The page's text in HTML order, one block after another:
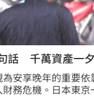
話 千萬資產一
安享晚年的重要
務危機。日本東